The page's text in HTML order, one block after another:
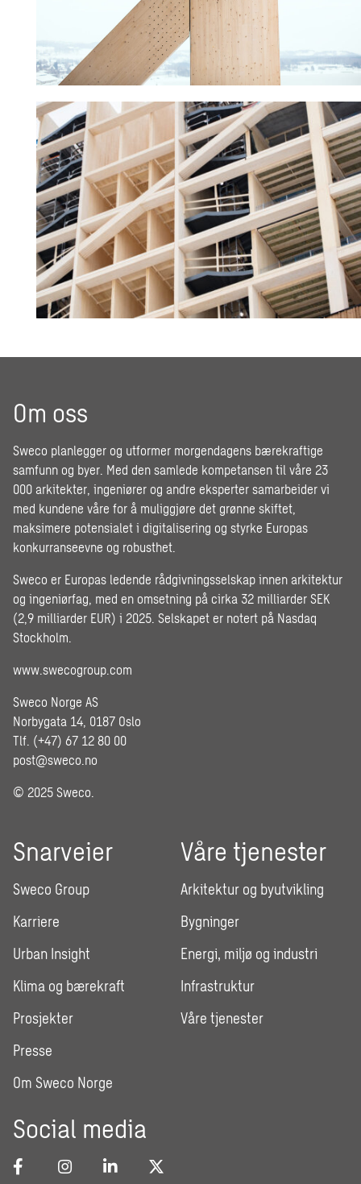
Om oss
Sweco planlegger og utformer morgendagens bærekraftige
samfunn og byer. Med den samlede kompetansen til våre 23
000 arkitekter, ingeniører og andre eksperter samarbeider vi
med kundene våre for å muliggjøre det grønne skiftet,
maksimere potensialet i digitalisering og styrke Europas
konkurranseevne og robusthet.
Sweco er Europas ledende rådgivningsselskap innen arkitektur
og ingeniørfag, med en omsetning på cirka 32 milliarder SEK
(2,9 milliarder EUR) i 2025. Selskapet er notert på Nasdaq
Stockholm.
www.swecogroup.com
Sweco Norge AS
Norbygata 14, 0187 Oslo
Tlf. (+47) 67 12 80 00
post@sweco.no
© 2025 Sweco.
Snarveier
Sweco Group
Karriere
Urban Insight
Klima og bærekraft
Prosjekter
Presse
Om Sweco Norge
Våre tjenester
Arkitektur og byutvikling
Bygninger
Energi, miljø og industri
Infrastruktur
Våre tjenester
Social media